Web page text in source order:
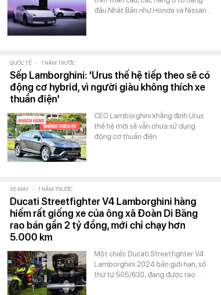
đầu Nhật Bản như Honda và Nissan…
QUỐC TẾ - 1 NĂM TRƯỚC
Sếp Lamborghini: 'Urus thế hệ tiếp theo sẽ có
động cơ hybrid, vì người giàu không thích xe
thuần điện'
CEO Lamborghini khẳng định Urus
thế hệ mới sẽ vẫn chưa sử dụng
động cơ thuần điện.
XE MÁY - 1 NĂM TRƯỚC
Ducati Streetfighter V4 Lamborghini hàng
hiếm rất giống xe của ông xã Đoàn Di Băng
rao bán gần 2 tỷ đồng, mới chỉ chạy hơn
5.000 km
Một chiếc Ducati Streetfighter V4
Lamborghini 2024 bản giới hạn, số
thứ tự 505/630, đang được rao…